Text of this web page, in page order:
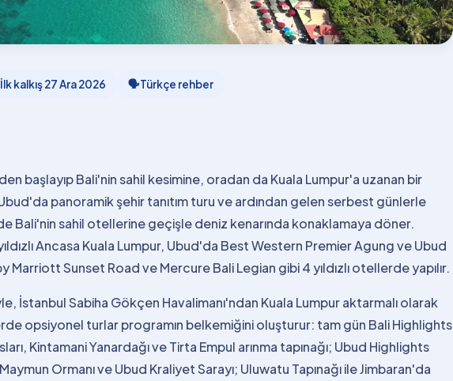
İlk kalkış27 Ara 2026 🗣Türkçe rehber
başlayıp Bali'nin sahil kesimine, oradan da Kuala Lumpur'a uzanan bir
panoramik şehir tanıtım turu ve ardından gelen serbest günlerle
Bali'nin sahil otellerine geçişle deniz kenarında konaklamaya döner.
Ancasa Kuala Lumpur, Ubud'da Best Western Premier Agung ve Ubud
Sunset Road ve Mercure Bali Legian gibi 4 yıldızlı otellerde yapılır.
İstanbul Sabiha Gökçen Havalimanı'ndan Kuala Lumpur aktarmalı olarak
opsiyonel turlar programın belkemiğini oluşturur: tam gün Bali Highlights
Kintamani Yanardağı ve Tirta Empul arınma tapınağı; Ubud Highlights
Ormanı ve Ubud Kraliyet Sarayı; Uluwatu Tapınağı ile Jimbaran'da